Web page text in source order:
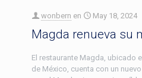
wonbern en May 18, 2024
Magda renueva su
El restaurante Magda, ubicado
de México, cuenta con un